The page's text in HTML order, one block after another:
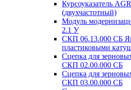
Курсоуказатель
(двухчастотный)
Модуль
2.1 У
СКП 06.13.000 СБ
пластиковыми
Сцепка для
СКП 02.00.000 СБ
Сцепка для
СКП 03.00.000 СБ